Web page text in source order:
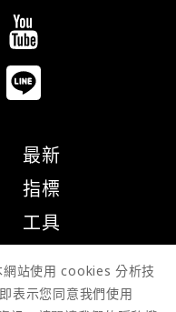
最新
指標
工具
站使用 cookies 分析技
表示您同意我們使用